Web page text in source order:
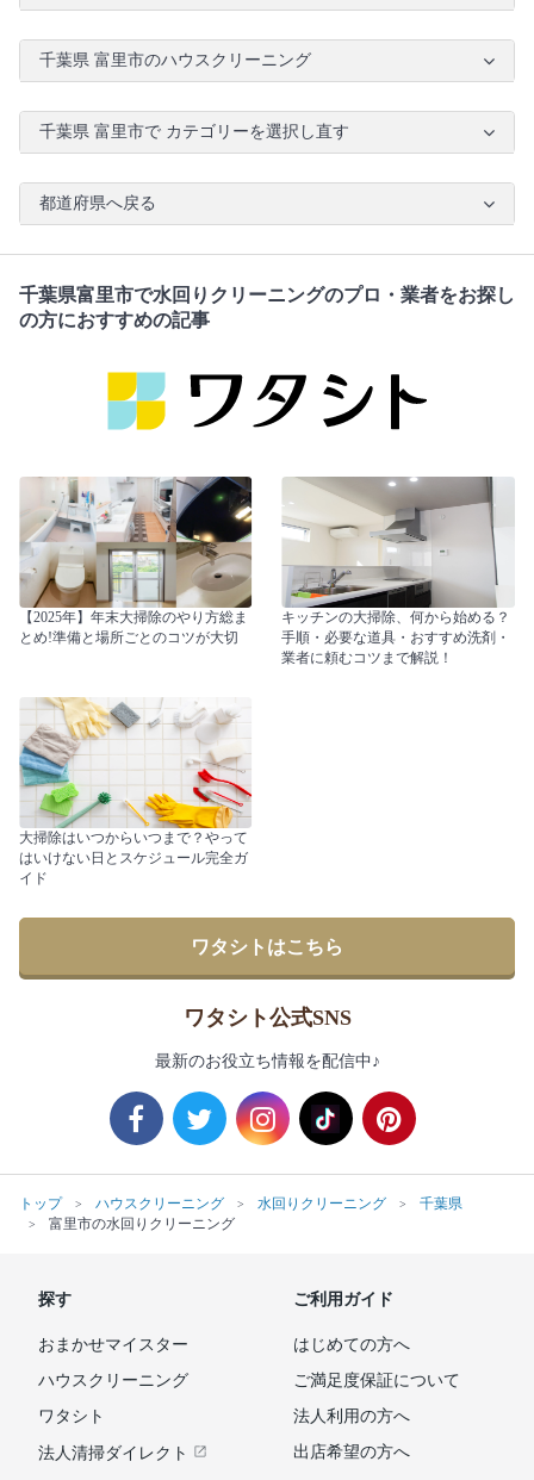
千葉県 富里市のハウスクリーニング
千葉県 富里市で カテゴリーを選択し直す
都道府県へ戻る
千葉県富里市で水回りクリーニングのプロ・業者をお探し
の方におすすめの記事
【2025年】年末大掃除のやり方総ま
とめ!準備と場所ごとのコツが大切
キッチンの大掃除、何から始める？
手順・必要な道具・おすすめ洗剤・
業者に頼むコツまで解説！
大掃除はいつからいつまで？やって
はいけない日とスケジュール完全ガ
イド
ワタシトはこちら
ワタシト公式SNS
最新のお役立ち情報を配信中♪
トップ ハウスクリーニング 水回りクリーニング
千葉県
富里市の水回りクリーニング
探す
おまかせマイスター
ハウスクリーニング
ワタシト
法人清掃ダイレクト
ご利用ガイド
はじめての方へ
ご満足度保証について
法人利用の方へ
出店希望の方へ